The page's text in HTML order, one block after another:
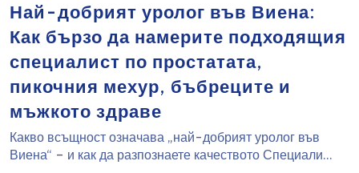
Най-добрият уролог във Виена:
Как бързо да намерите подходящия
специалист по простатата,
пикочния мехур, бъбреците и
мъжкото здраве
Какво всъщност означава „най-добрият уролог във
Виена“ – и как да разпознаете качеството Специали...